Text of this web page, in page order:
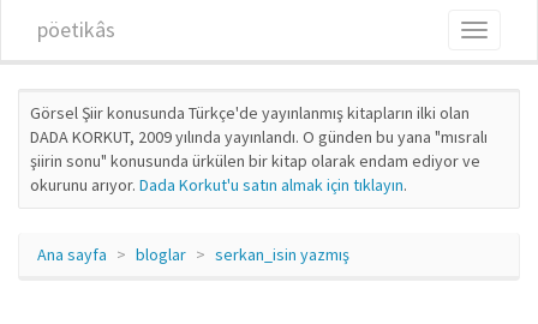
pöetikâs
Toggle
Görsel Şiir konusunda Türkçe'de yayınlanmış kitapların ilki olan
DADA KORKUT, 2009 yılında yayınlandı. O günden bu yana "mısralı
şiirin sonu" konusunda ürkülen bir kitap olarak endam ediyor ve
okurunu arıyor. Dada Korkut'u satın almak için tıklayın.
Ana sayfa bloglar serkan_isin yazmış